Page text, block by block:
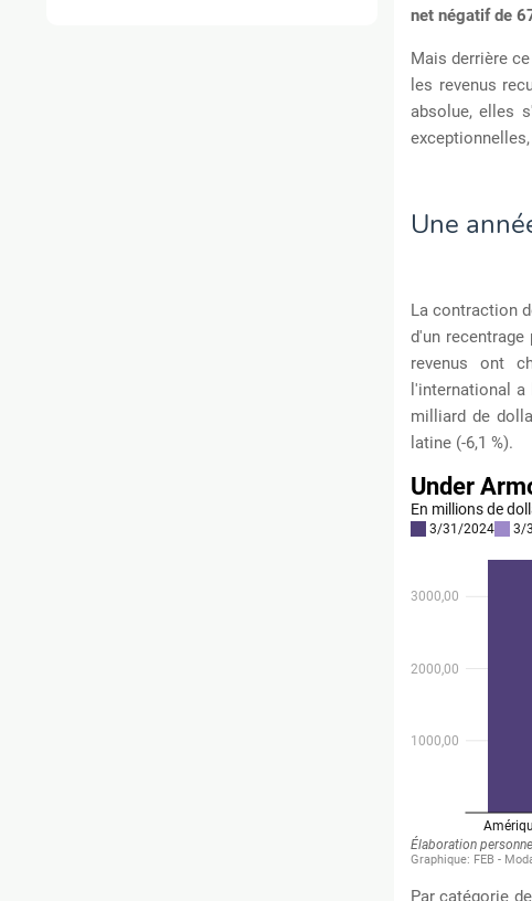
net négatif de
Mais derrière
les revenus
absolue, elles
Une
La contraction
d'un
revenus ont
l'international a
milliard de
latine (-6,1 %).
Par catégorie